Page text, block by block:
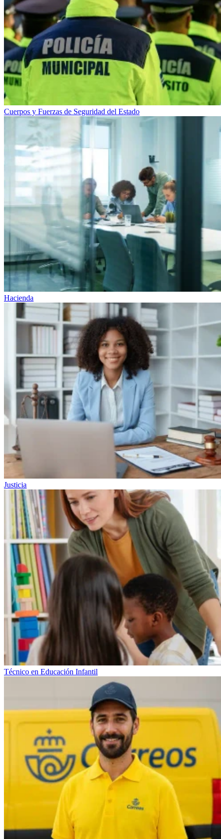
Cuerpos y Fuerzas de Seguridad del Estado
Hacienda
Justicia
Técnico en Educación Infantil